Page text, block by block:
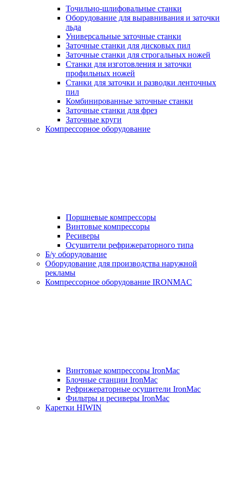
Точильно-шлифовальные станки
Оборудование для выравнивания и заточки
льда
Универсальные заточные станки
Заточные станки для дисковых пил
Заточные станки для строгальных ножей
Станки для изготовления и заточки
профильных ножей
Станки для заточки и разводки ленточных
пил
Комбинированные заточные станки
Заточные станки для фрез
Заточные круги
Компрессорное оборудование
Поршневые компрессоры
Винтовые компрессоры
Ресиверы
Осушители рефрижераторного типа
Б/у оборудование
Оборудование для производства наружной
рекламы
Компрессорное оборудование IRONMAC
Винтовые компрессоры IronMac
Блочные станции IronMac
Рефрижераторные осушители IronMac
Фильтры и ресиверы IronMac
Каретки HIWIN